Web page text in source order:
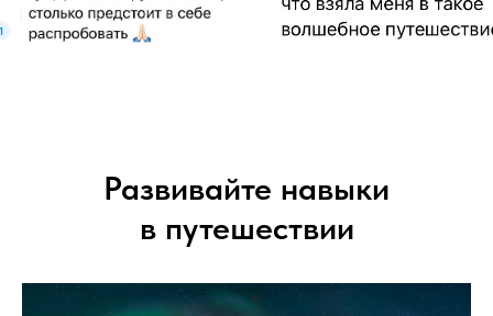
Развивайте навыки
в путешествии